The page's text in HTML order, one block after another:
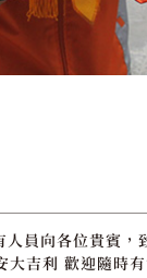
員向各位貴賓，
大吉利 歡迎隨時